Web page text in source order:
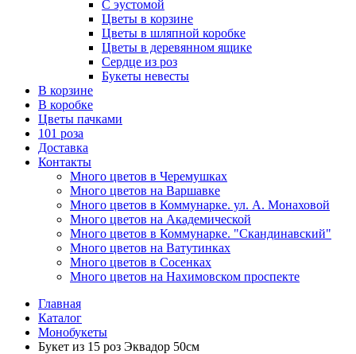
С эустомой
Цветы в корзине
Цветы в шляпной коробке
Цветы в деревянном ящике
Сердце из роз
Букеты невесты
В корзине
В коробке
Цветы пачками
101 роза
Доставка
Контакты
Много цветов в Черемушках
Много цветов на Варшавке
Много цветов в Коммунарке. ул. А. Монаховой
Много цветов на Академической
Много цветов в Коммунарке. "Скандинавский"
Много цветов на Ватутинках
Много цветов в Сосенках
Много цветов на Нахимовском проспекте
Главная
Каталог
Монобукеты
Букет из 15 роз Эквадор 50см